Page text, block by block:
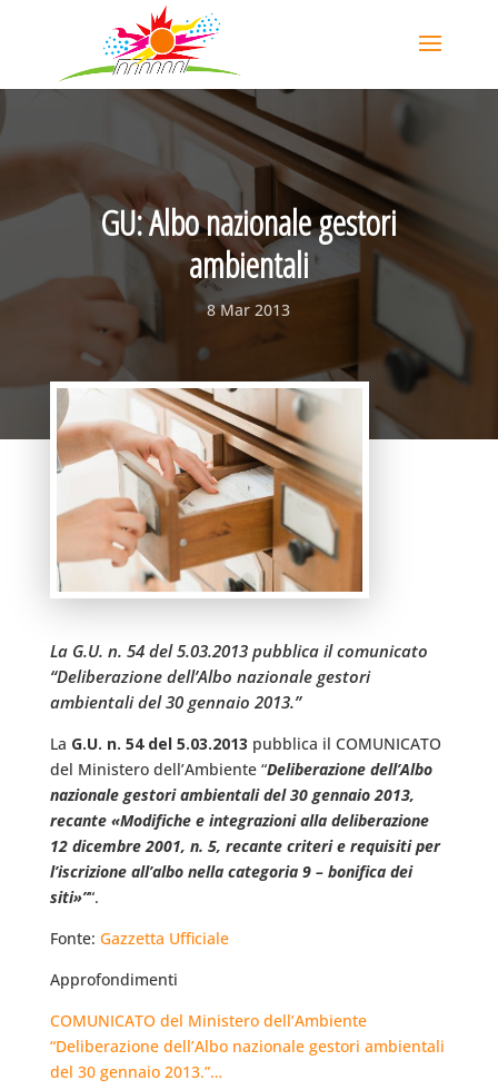
GU: Albo nazionale gestori
ambientali
8 Mar 2013
La G.U. n. 54 del 5.03.2013 pubblica il comunicato
“Deliberazione dell’Albo nazionale gestori
ambientali del 30 gennaio 2013.”
La G.U. n. 54 del 5.03.2013 pubblica il COMUNICATO
del Ministero dell’Ambiente “Deliberazione dell’Albo
nazionale gestori ambientali del 30 gennaio 2013,
recante «Modifiche e integrazioni alla deliberazione
12 dicembre 2001, n. 5, recante criteri e requisiti per
l’iscrizione all’albo nella categoria 9 – bonifica dei
siti»”“.
Fonte: Gazzetta Ufficiale
Approfondimenti
COMUNICATO del Ministero dell’Ambiente
“Deliberazione dell’Albo nazionale gestori ambientali
del 30 gennaio 2013.”…